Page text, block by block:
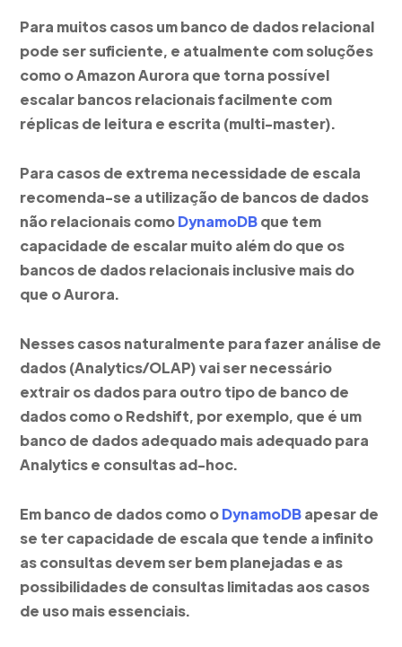
Para muitos casos um banco de dados relacional
pode ser suficiente, e atualmente com soluções
como o Amazon Aurora que torna possível
escalar bancos relacionais facilmente com
réplicas de leitura e escrita (multi-master).
Para casos de extrema necessidade de escala
recomenda-se a utilização de bancos de dados
não relacionais comoDynamoDBque tem
capacidade de escalar muito além do que os
bancos de dados relacionais inclusive mais do
que o Aurora.
Nesses casos naturalmente para fazer análise de
dados (Analytics/OLAP) vai ser necessário
extrair os dados para outro tipo de banco de
dados como o Redshift, por exemplo, que é um
banco de dados adequado mais adequado para
Analytics e consultas ad-hoc.
Em banco de dados como oDynamoDBapesar de
se ter capacidade de escala que tende a infinito
as consultas devem ser bem planejadas e as
possibilidades de consultas limitadas aos casos
de uso mais essenciais.